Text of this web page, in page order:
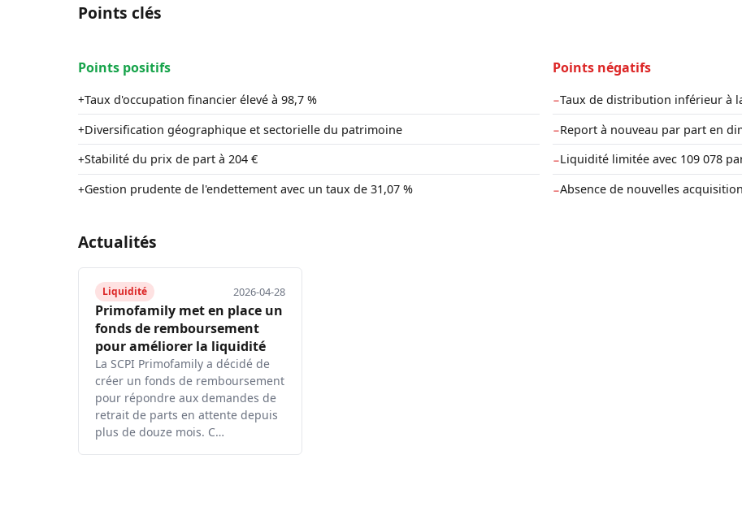
Points clés
Points positifs
+Taux d'occupation financier élevé à 98,7 %
+Diversification géographique et sectorielle du patrimoine
+Stabilité du prix de part à 204 €
+Gestion prudente de l'endettement avec un taux de 31,07 %
Points négatifs
−Taux de distribution inférieur à
−Report à nouveau par part en
−Liquidité limitée avec 109 078
−Absence de nouvelles
Actualités
Liquidité 2026-04-28
Primofamily met en place un
fonds de remboursement
pour améliorer la liquidité
La SCPI Primofamily a décidé de
créer un fonds de remboursement
pour répondre aux demandes de
retrait de parts en attente depuis
plus de douze mois. C…